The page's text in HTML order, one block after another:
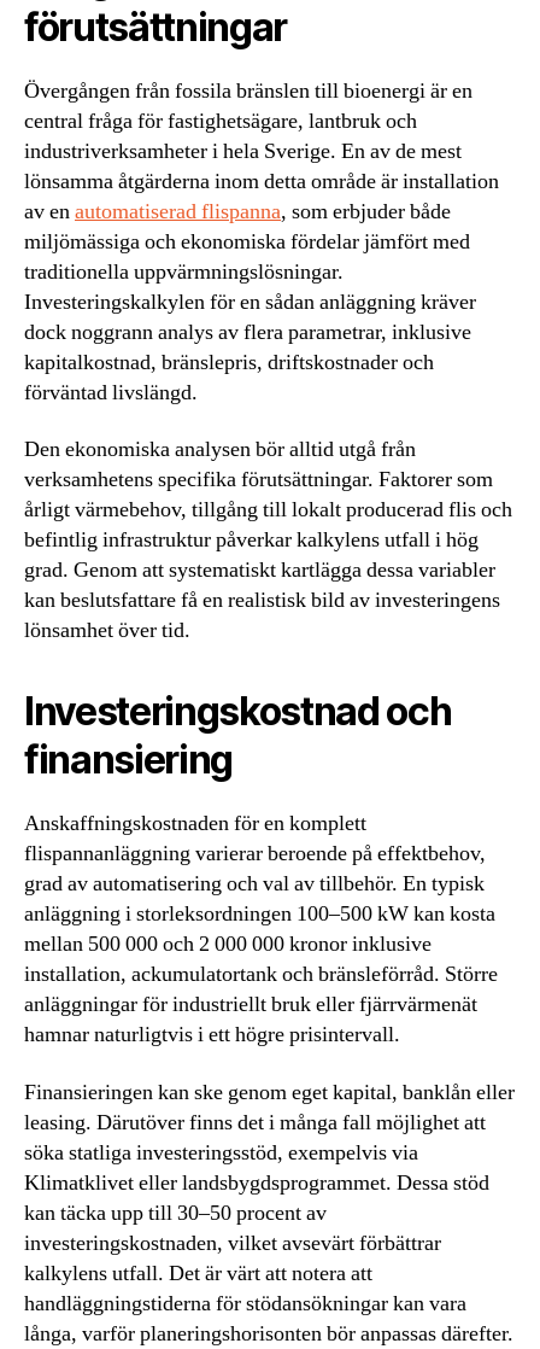
förutsättningar
Övergången från fossila bränslen till bioenergi är en
central fråga för fastighetsägare, lantbruk och
industriverksamheter i hela Sverige. En av de mest
lönsamma åtgärderna inom detta område är installation
av enautomatiserad flispanna, som erbjuder både
miljömässiga och ekonomiska fördelar jämfört med
traditionella uppvärmningslösningar.
Investeringskalkylen för en sådan anläggning kräver
dock noggrann analys av flera parametrar, inklusive
kapitalkostnad, bränslepris, driftskostnader och
förväntad livslängd.
Den ekonomiska analysen bör alltid utgå från
verksamhetens specifika förutsättningar. Faktorer som
årligt värmebehov, tillgång till lokalt producerad flis och
befintlig infrastruktur påverkar kalkylens utfall i hög
grad. Genom att systematiskt kartlägga dessa variabler
kan beslutsfattare få en realistisk bild av investeringens
lönsamhet över tid.
Investeringskostnad och
finansiering
Anskaffningskostnaden för en komplett
flispannanläggning varierar beroende på effektbehov,
grad av automatisering och val av tillbehör. En typisk
anläggning i storleksordningen 100–500 kW kan kosta
mellan 500 000 och 2 000 000 kronor inklusive
installation, ackumulatortank och bränsleförråd. Större
anläggningar för industriellt bruk eller fjärrvärmenät
hamnar naturligtvis i ett högre prisintervall.
Finansieringen kan ske genom eget kapital, banklån eller
leasing. Därutöver finns det i många fall möjlighet att
söka statliga investeringsstöd, exempelvis via
Klimatklivet eller landsbygdsprogrammet. Dessa stöd
kan täcka upp till 30–50 procent av
investeringskostnaden, vilket avsevärt förbättrar
kalkylens utfall. Det är värt att notera att
handläggningstiderna för stödansökningar kan vara
långa, varför planeringshorisonten bör anpassas därefter.